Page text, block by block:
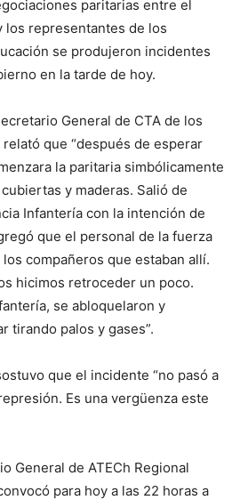
paritarias entre el
los representantes de los
se produjeron incidentes
en la tarde de hoy.
General de CTA de los
que “después de esperar
la paritaria simbólicamente
y maderas. Salió de
Infantería con la intención de
que el personal de la fuerza
compañeros que estaban allí.
hicimos retroceder un poco.
se abloquelaron y
tirando palos y gases”.
que el incidente “no pasó a
Es una vergüenza este
General de ATECh Regional
para hoy a las 22 horas a